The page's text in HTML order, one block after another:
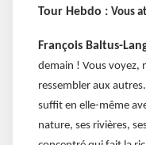
Tour Hebdo : Vous
François Baltus-
demain ! Vous voyez,
ressembler aux
suffit en elle-même
nature, ses rivières,